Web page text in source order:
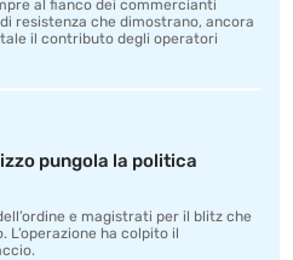
al fianco dei commercianti
resistenza che dimostrano, ancora
il contributo degli operatori
pungola la politica
e magistrati per il blitz che
ha colpito il